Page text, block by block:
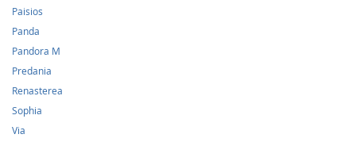
Paisios
Panda
Pandora M
Predania
Renasterea
Sophia
Via